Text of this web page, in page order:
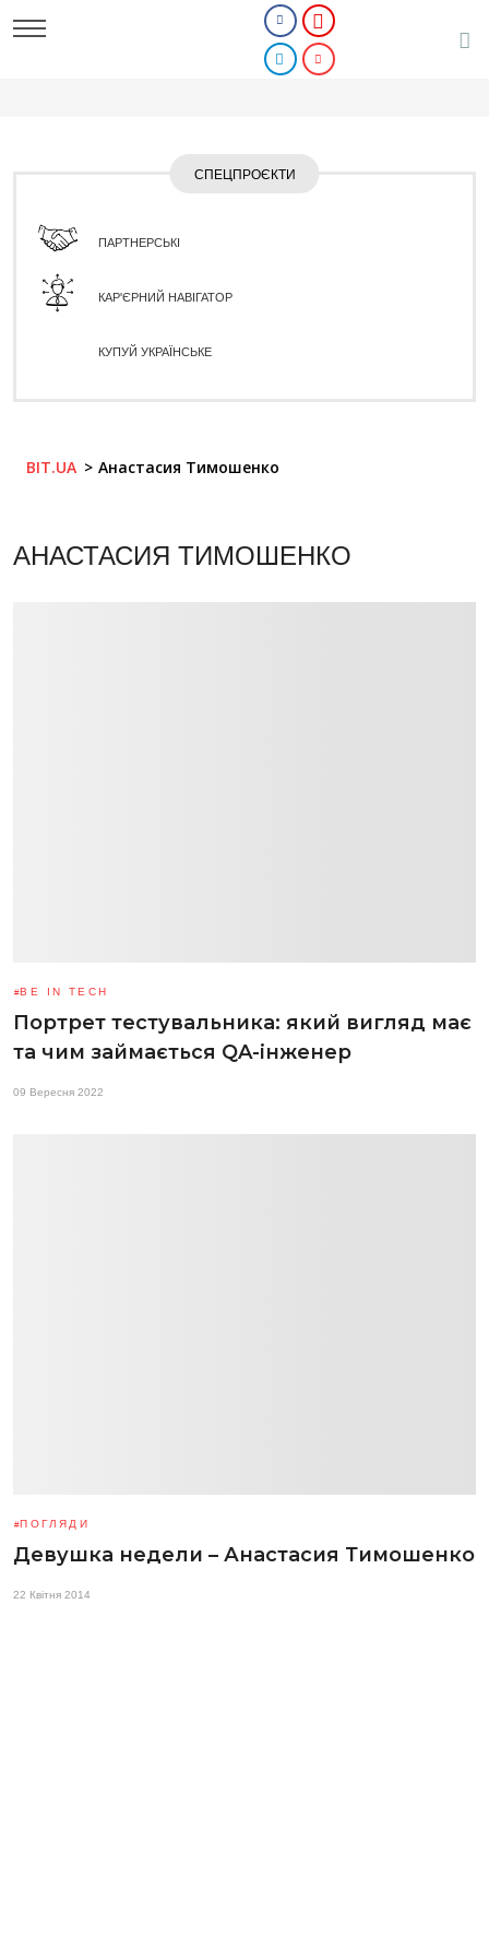
СПЕЦПРОЄКТИ
ПАРТНЕРСЬКІ
КАР'ЄРНИЙ НАВІГАТОР
КУПУЙ УКРАЇНСЬКЕ
BIT.UA Анастасия Тимошенко
АНАСТАСИЯ ТИМОШЕНКО
BE IN TECH
Портрет тестувальника: який вигляд має
та чим займається QA-інженер
09 Вересня 2022
ПОГЛЯДИ
Девушка недели – Анастасия Тимошенко
22 Квітня 2014